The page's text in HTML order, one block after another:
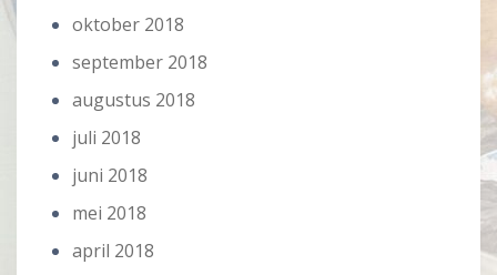
oktober 2018
september 2018
augustus 2018
juli 2018
juni 2018
mei 2018
april 2018